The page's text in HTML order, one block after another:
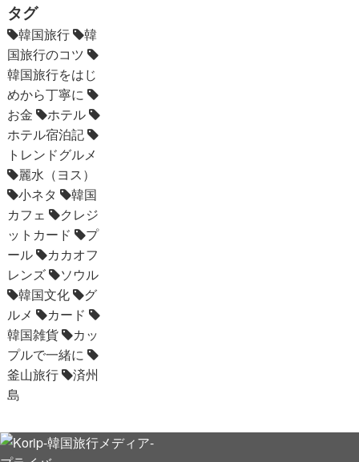
タグ
韓国旅行
韓
国旅行のコツ
韓国旅行をはじ
めから丁寧に
お金
ホテル
ホテル宿泊記
トレンドグルメ
麗水（ヨス）
小ネタ
韓国
カフェ
クレジ
ットカード
プ
ール
カカオフ
レンズ
ソウル
韓国文化
グ
ルメ
カード
韓国雑貨
カッ
プルで一緒に
釜山旅行
済州
島